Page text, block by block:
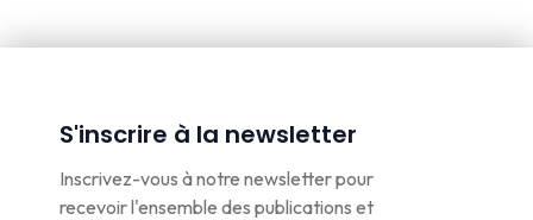
S'inscrire à la newsletter
Inscrivez-vous à notre newsletter pour
recevoir l'ensemble des publications et